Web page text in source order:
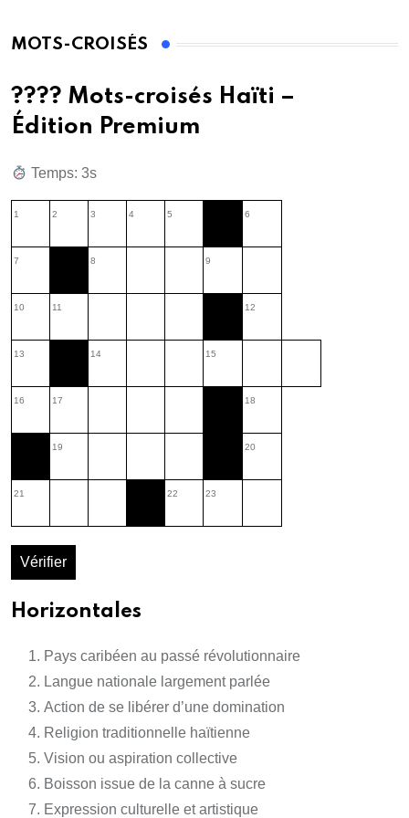
MOTS-CROISÉS
???? Mots-croisés Haïti –
Édition Premium
Temps: 1s
1 2 3 4 5 6
7 8 9
10 11 12
13 14 15
16 17 18
19 20
21 22 23
Vérifier
Horizontales
Pays caribéen au passé révolutionnaire
Langue nationale largement parlée
Action de se libérer d’une domination
Religion traditionnelle haïtienne
Vision ou aspiration collective
Boisson issue de la canne à sucre
Expression culturelle et artistique